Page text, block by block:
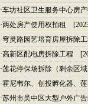
·车坊社区卫生服务中心房
·两处房产使用权拍租
·穹灵路园艺培育房屋拆除
·高新区配电房拆除工程
·莲花停保场拆除（剩余区
·霍尼韦尔、创投孵化器、
·苏州市吴中区大型户外广